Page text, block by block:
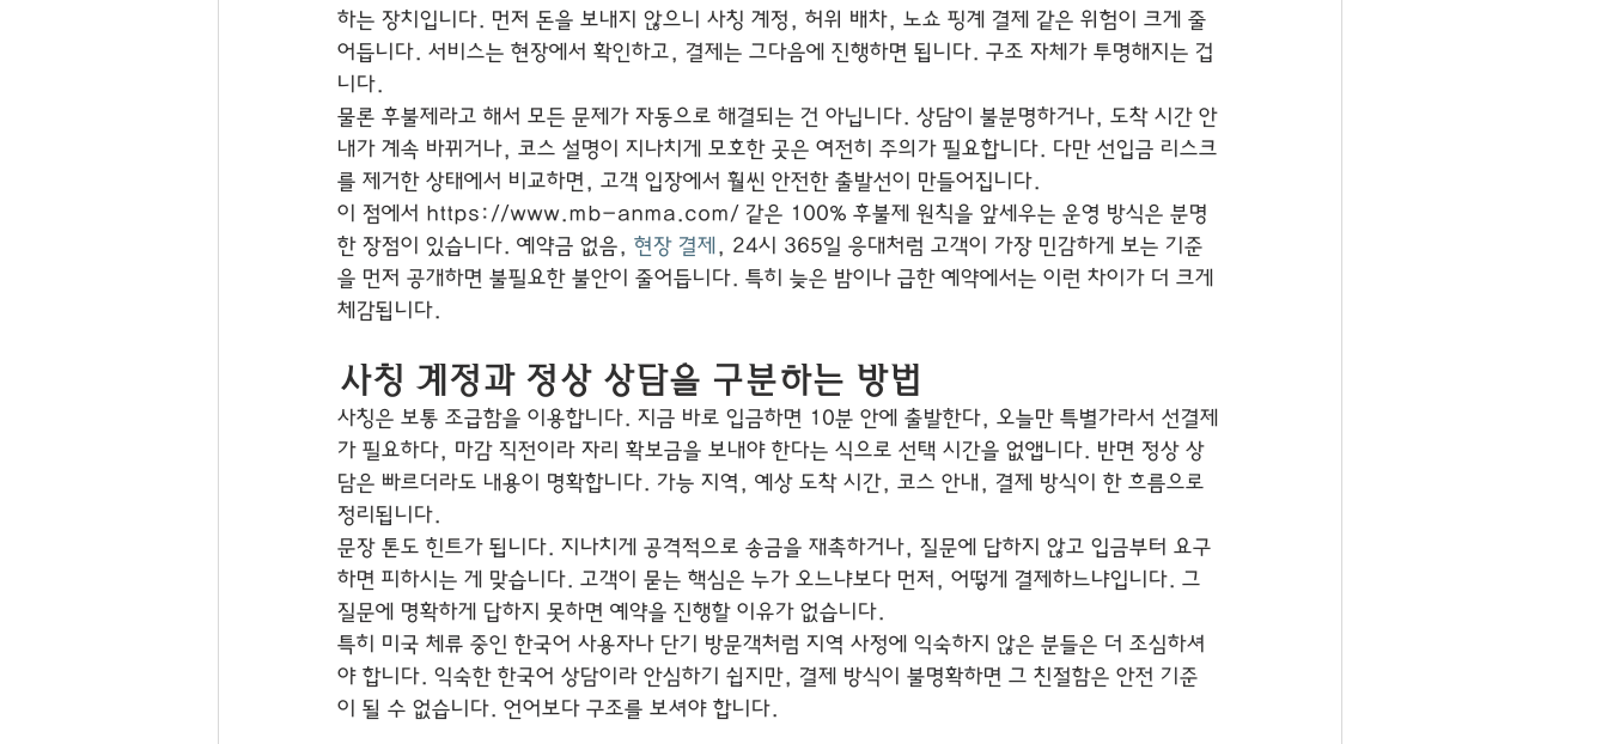
하는 장치입니다. 먼저 돈을 보내지 않으니 사칭 계정, 허위 배차, 노쇼 핑계 결제 같은 위험이 크게 줄
어듭니다. 서비스는 현장에서 확인하고, 결제는 그다음에 진행하면 됩니다. 구조 자체가 투명해지는 겁
니다.
물론 후불제라고 해서 모든 문제가 자동으로 해결되는 건 아닙니다. 상담이 불분명하거나, 도착 시간 안
내가 계속 바뀌거나, 코스 설명이 지나치게 모호한 곳은 여전히 주의가 필요합니다. 다만 선입금 리스크
를 제거한 상태에서 비교하면, 고객 입장에서 훨씬 안전한 출발선이 만들어집니다.
이 점에서 https://www.mb-anma.com/ 같은 100% 후불제 원칙을 앞세우는 운영 방식은 분명
한 장점이 있습니다. 예약금 없음, 현장 결제 , 24시 365일 응대처럼 고객이 가장 민감하게 보는 기준
을 먼저 공개하면 불필요한 불안이 줄어듭니다. 특히 늦은 밤이나 급한 예약에서는 이런 차이가 더 크게
체감됩니다.
사칭 계정과 정상 상담을 구분하는 방법
사칭은 보통 조급함을 이용합니다. 지금 바로 입금하면 10분 안에 출발한다, 오늘만 특별가라서 선결제
가 필요하다, 마감 직전이라 자리 확보금을 보내야 한다는 식으로 선택 시간을 없앱니다. 반면 정상 상
담은 빠르더라도 내용이 명확합니다. 가능 지역, 예상 도착 시간, 코스 안내, 결제 방식이 한 흐름으로
정리됩니다.
문장 톤도 힌트가 됩니다. 지나치게 공격적으로 송금을 재촉하거나, 질문에 답하지 않고 입금부터 요구
하면 피하시는 게 맞습니다. 고객이 묻는 핵심은 누가 오느냐보다 먼저, 어떻게 결제하느냐입니다. 그
질문에 명확하게 답하지 못하면 예약을 진행할 이유가 없습니다.
특히 미국 체류 중인 한국어 사용자나 단기 방문객처럼 지역 사정에 익숙하지 않은 분들은 더 조심하셔
야 합니다. 익숙한 한국어 상담이라 안심하기 쉽지만, 결제 방식이 불명확하면 그 친절함은 안전 기준
이 될 수 없습니다. 언어보다 구조를 보셔야 합니다.